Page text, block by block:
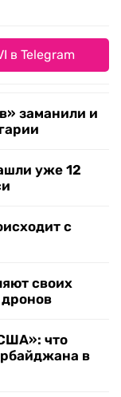
в Telegram
заманили и
уже 12
с
своих
что
в